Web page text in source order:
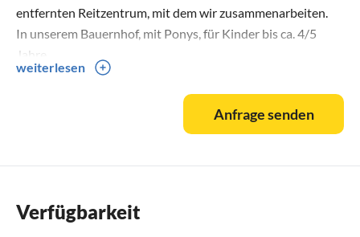
entfernten Reitzentrum, mit dem wir zusammenarbeiten.
In unserem Bauernhof, mit Ponys, für Kinder bis ca. 4/5
Jahre.
-Möglichkeit, die Ställe mit Pferden und den Stall mit
Kälbern in nahegelegenen Unternehmen zu besichtigen.
weiterlesen
Anfrage senden
Verfügbarkeit